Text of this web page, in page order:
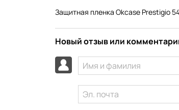
Защитная пленка Okcase Prestigio
Новый отзыв или